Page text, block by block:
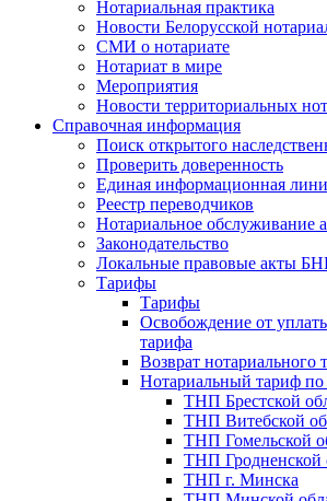
Нотариальная практика
Новости Белорусской
СМИ о нотариате
Нотариат в мире
Мероприятия
Новости территориальных
Справочная информация
Поиск открытого
Проверить доверенность
Единая информационная
Реестр переводчиков
Нотариальное обслуживание
Законодательство
Локальные правовые акты
Тарифы
Тарифы
Освобождение от
тарифа
Возврат нотариального
Нотариальный тариф
ТНП Брестской
ТНП Витебской
ТНП Гомельской
ТНП Гродненской
ТНП г. Минска